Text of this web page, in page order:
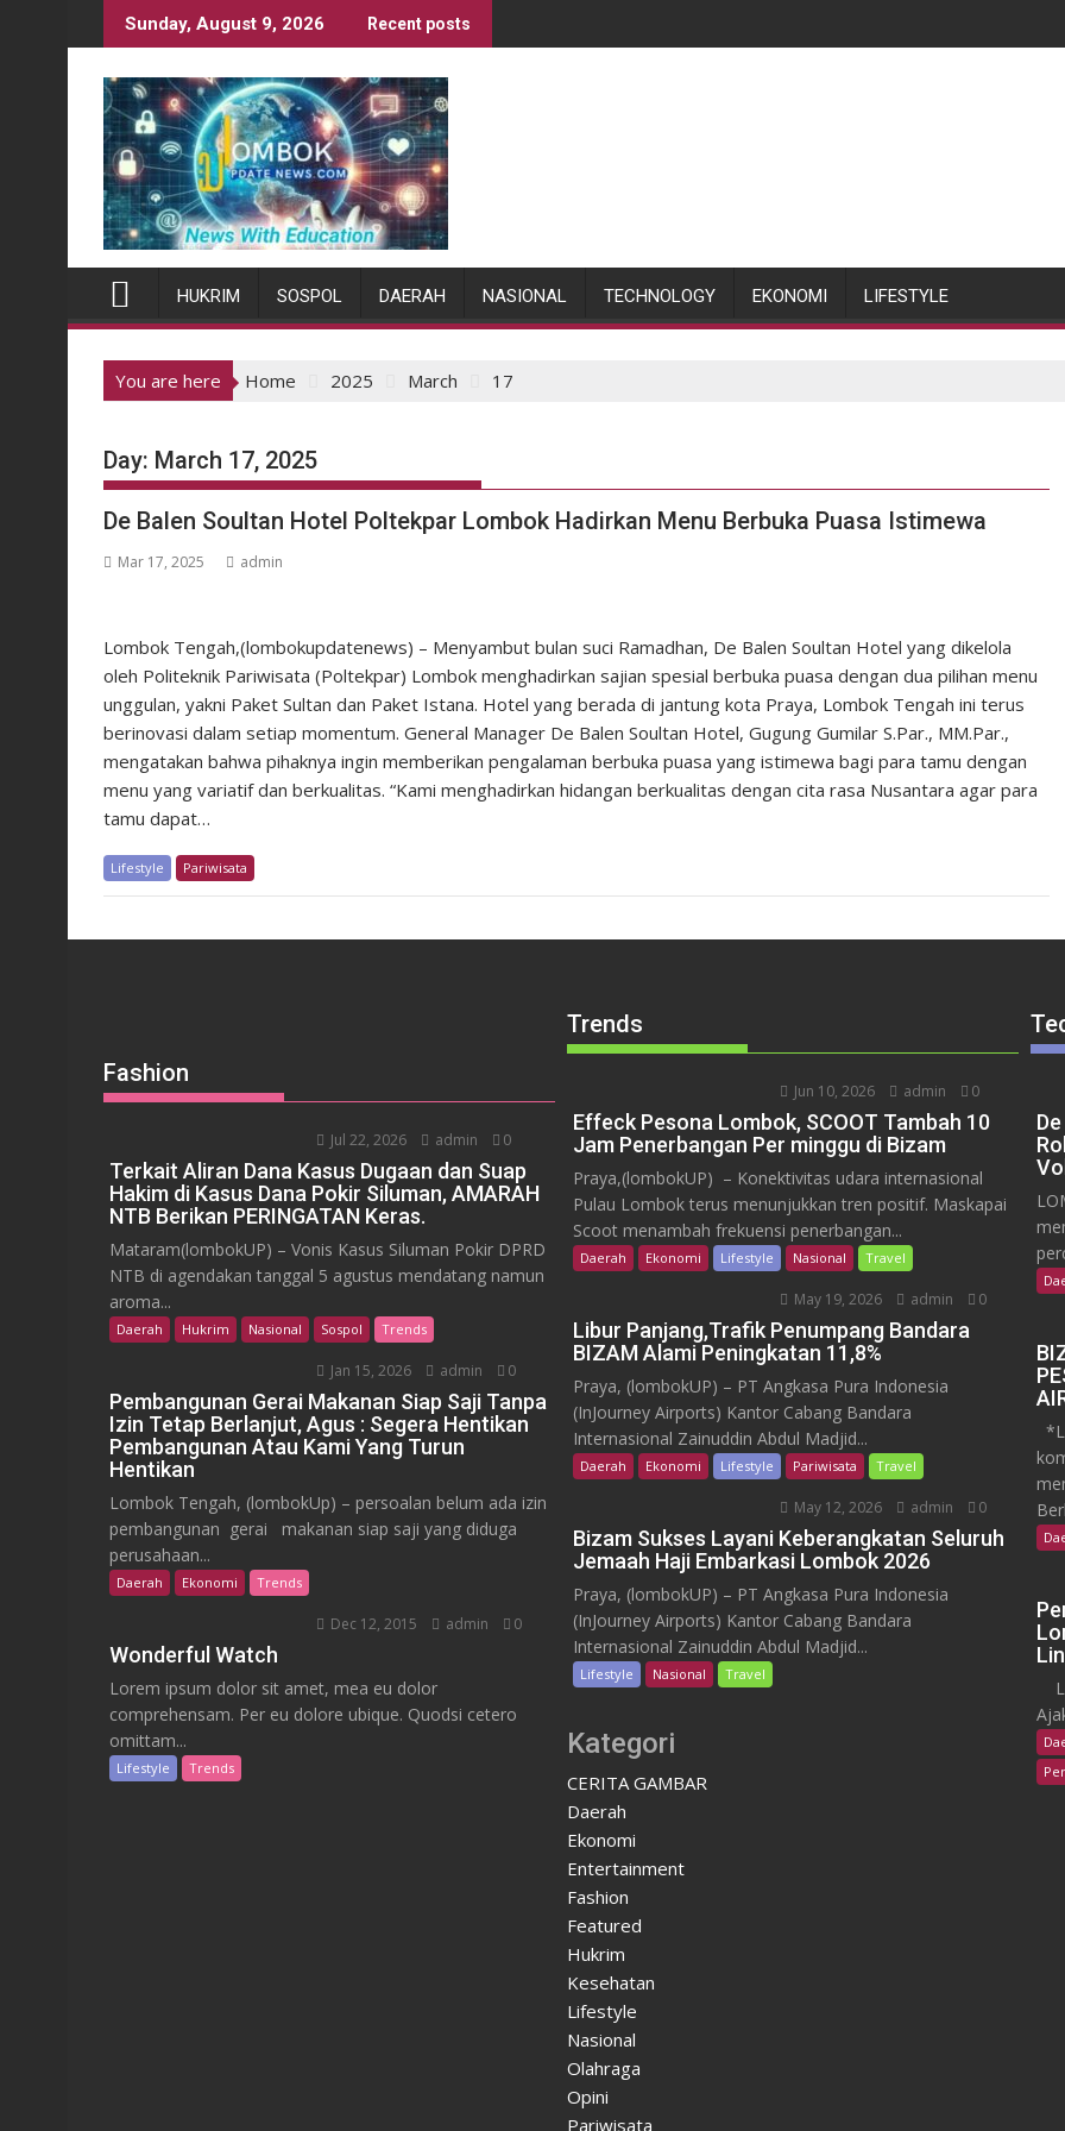
to
Sunday, August 9, 2026 Recent posts
HUKRIM SOSPOL DAERAH NASIONAL TECHNOLOGY EKONOMI LIFESTYLE
You are here Home 2025 March 17
Day: March 17, 2025
De Balen Soultan Hotel Poltekpar Lombok Hadirkan Menu Berbuka Puasa Istimewa
Mar 17, 2025 admin
Lombok Tengah,(lombokupdatenews) – Menyambut bulan suci Ramadhan, De Balen Soultan Hotel yang dikelola
oleh Politeknik Pariwisata (Poltekpar) Lombok menghadirkan sajian spesial berbuka puasa dengan dua pilihan menu
unggulan, yakni Paket Sultan dan Paket Istana. Hotel yang berada di jantung kota Praya, Lombok Tengah ini terus
berinovasi dalam setiap momentum. General Manager De Balen Soultan Hotel, Gugung Gumilar S.Par., MM.Par.,
mengatakan bahwa pihaknya ingin memberikan pengalaman berbuka puasa yang istimewa bagi para tamu dengan
menu yang variatif dan berkualitas. “Kami menghadirkan hidangan berkualitas dengan cita rasa Nusantara agar para
tamu dapat…
Lifestyle Pariwisata
Fashion
Jul 22, 2026 admin 0
Terkait Aliran Dana Kasus Dugaan dan Suap
Hakim di Kasus Dana Pokir Siluman, AMARAH
NTB Berikan PERINGATAN Keras.
Mataram(lombokUP) – Vonis Kasus Siluman Pokir DPRD
NTB di agendakan tanggal 5 agustus mendatang namun
aroma...
Daerah Hukrim Nasional Sospol Trends
Jan 15, 2026 admin 0
Pembangunan Gerai Makanan Siap Saji Tanpa
Izin Tetap Berlanjut, Agus : Segera Hentikan
Pembangunan Atau Kami Yang Turun
Hentikan
Lombok Tengah, (lombokUp) – persoalan belum ada izin
pembangunan gerai makanan siap saji yang diduga
perusahaan...
Daerah Ekonomi Trends
Dec 12, 2015 admin 0
Wonderful Watch
Lorem ipsum dolor sit amet, mea eu dolor
comprehensam. Per eu dolore ubique. Quodsi cetero
omittam...
Lifestyle Trends
Trends
Jun 10, 2026 admin 0
Effeck Pesona Lombok, SCOOT Tambah 10
Jam Penerbangan Per minggu di Bizam
Praya,(lombokUP) – Konektivitas udara internasional
Pulau Lombok terus menunjukkan tren positif. Maskapai
Scoot menambah frekuensi penerbangan...
Daerah Ekonomi Lifestyle Nasional Travel
May 19, 2026 admin 0
Libur Panjang,Trafik Penumpang Bandara
BIZAM Alami Peningkatan 11,8%
Praya, (lombokUP) – PT Angkasa Pura Indonesia
(InJourney Airports) Kantor Cabang Bandara
Internasional Zainuddin Abdul Madjid...
Daerah Ekonomi Lifestyle Pariwisata Travel
May 12, 2026 admin 0
Bizam Sukses Layani Keberangkatan Seluruh
Jemaah Haji Embarkasi Lombok 2026
Praya, (lombokUP) – PT Angkasa Pura Indonesia
(InJourney Airports) Kantor Cabang Bandara
Internasional Zainuddin Abdul Madjid...
Lifestyle Nasional Travel
Kategori
CERITA GAMBAR
Daerah
Ekonomi
Entertainment
Fashion
Featured
Hukrim
Kesehatan
Lifestyle
Nasional
Olahraga
Opini
Pariwisata